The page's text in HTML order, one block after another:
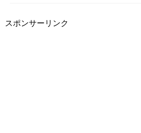
スポンサーリンク